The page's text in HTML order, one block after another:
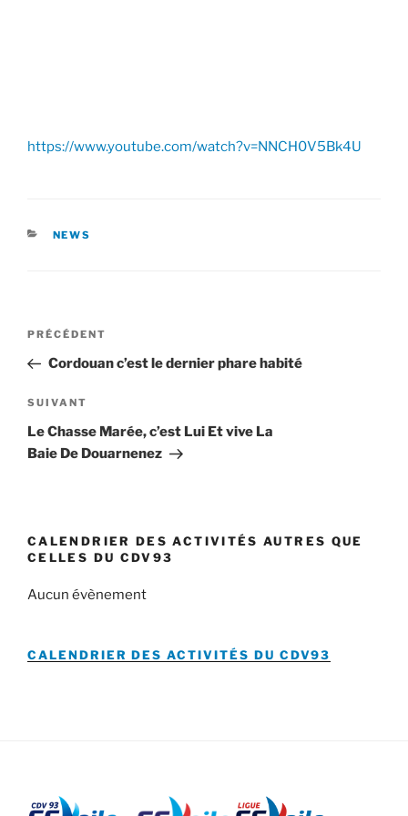
https://www.youtube.com/watch?v=NNCH0V5Bk4U
CATÉGORIES
NEWS
Navigation
l’article
Article
précédent
PRÉCÉDENT
Cordouan c’est le dernier phare habité
Article
suivant
SUIVANT
Le Chasse Marée, c’est Lui Et vive La
Baie De Douarnenez
CALENDRIER DES ACTIVITÉS AUTRES QUE
CELLES DU CDV93
Aucun évènement
CALENDRIER DES ACTIVITÉS DU CDV93